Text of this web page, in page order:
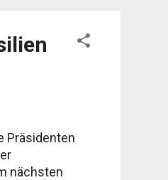
Präsidenten
nächsten